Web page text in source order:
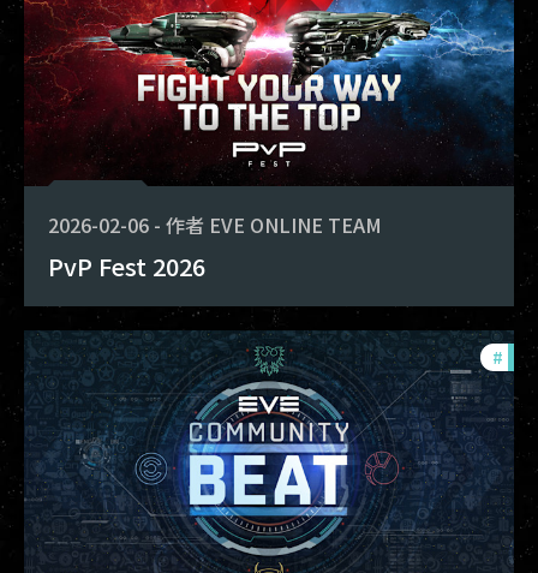
2026-02-06 - 作者 EVE ONLINE TEAM
PvP Fest 2026
#